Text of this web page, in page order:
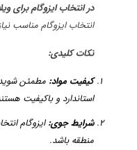
در انتخاب ایزوگام برای
انتخاب ایزوگام مناسب
نکات کلیدی:
کیفیت مواد: مطمئن
استاندارد و باکیفیت
شرایط جوی:ایزوگام
منطقه باشد.